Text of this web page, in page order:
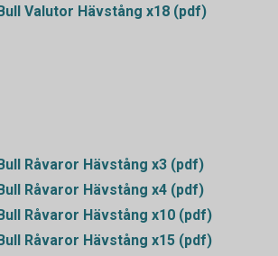
Valutor Hävstång x18 (pdf)
Råvaror Hävstång x3 (pdf)
Råvaror Hävstång x4 (pdf)
Råvaror Hävstång x10 (pdf)
Råvaror Hävstång x15 (pdf)